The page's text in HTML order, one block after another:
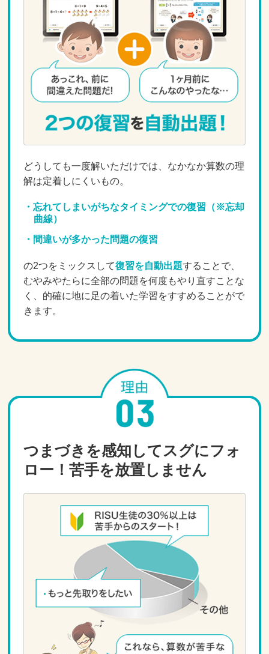
どうしても一度解いただけでは、なかなか算数の理
解は定着しにくいもの。
忘れてしまいがちなタイミングでの復習（※忘却
曲線）
間違いが多かった問題の復習
の2つをミックスして復習を自動出題することで、
むやみやたらに全部の問題を何度もやり直すことな
く、的確に地に足の着いた学習をすすめることがで
きます。
つまづきを感知してスグにフォ
ロー！苦手を放置しません